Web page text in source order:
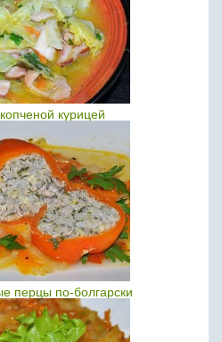
курицей
перцы по-болгарски